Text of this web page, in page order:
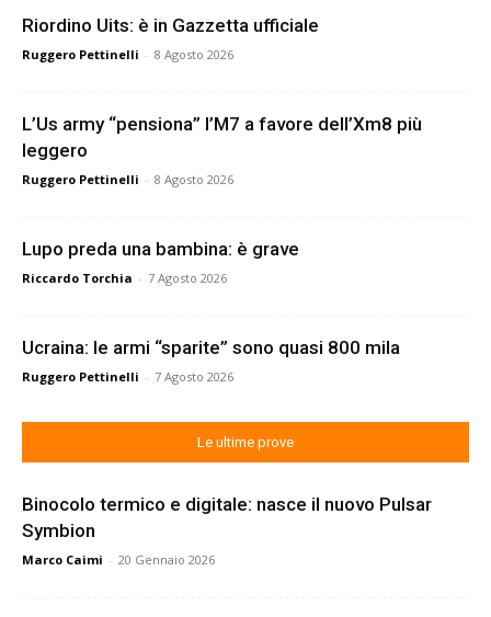
Riordino Uits: è in Gazzetta ufficiale
Ruggero Pettinelli - 8 Agosto 2026
L’Us army “pensiona” l’M7 a favore dell’Xm8 più
leggero
Ruggero Pettinelli - 8 Agosto 2026
Lupo preda una bambina: è grave
Riccardo Torchia - 7 Agosto 2026
Ucraina: le armi “sparite” sono quasi 800 mila
Ruggero Pettinelli - 7 Agosto 2026
Le ultime prove
Binocolo termico e digitale: nasce il nuovo Pulsar
Symbion
Marco Caimi - 20 Gennaio 2026